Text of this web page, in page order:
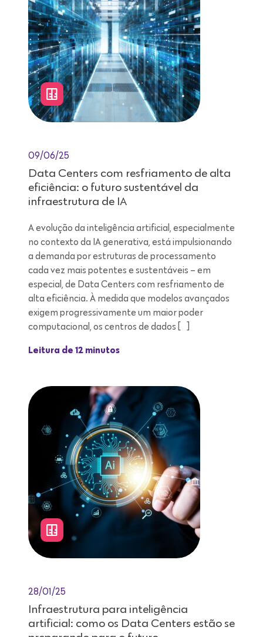
09/06/25
Data Centers com resfriamento de alta
eficiência: o futuro sustentável da
infraestrutura de IA
A evolução da inteligência artificial, especialmente
no contexto da IA generativa, está impulsionando
a demanda por estruturas de processamento
cada vez mais potentes e sustentáveis – em
especial, de Data Centers com resfriamento de
alta eficiência. À medida que modelos avançados
exigem progressivamente um maior poder
computacional, os centros de dados […]
Leitura de 12 minutos
28/01/25
Infraestrutura para inteligência
artificial: como os Data Centers estão se